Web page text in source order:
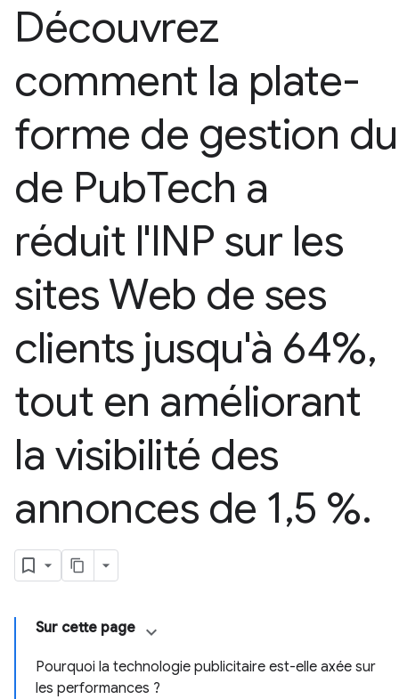
Découvrez
comment la plate-
forme de gestion
de PubTech a
réduit l'INP sur les
sites Web de ses
clients jusqu'à 64%,
tout en améliorant
la visibilité des
annonces de 1,5 %.
Sur cette page
Pourquoi la technologie publicitaire est-elle axée sur
les performances ?